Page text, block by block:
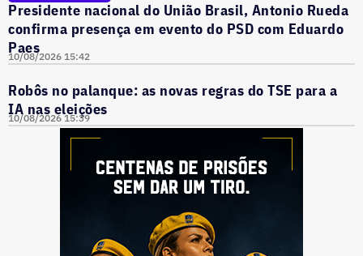
Presidente nacional do União Brasil, Antonio Rueda
confirma presença em evento do PSD com Eduardo
Paes
10/08/2026 15:42
Robôs no palanque: as novas regras do TSE para a
IA nas eleições
10/08/2026 15:39